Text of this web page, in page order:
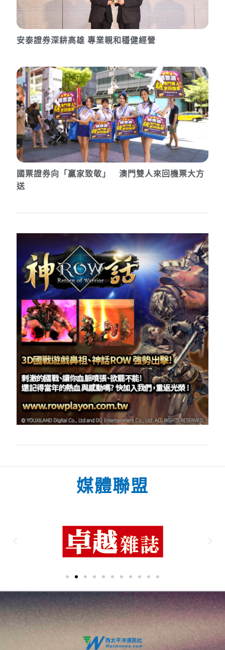
安泰證券深耕高雄 專業親和穩健經營
國票證券向「贏家致敬」 澳門雙人來回機票大方
送
媒體聯盟